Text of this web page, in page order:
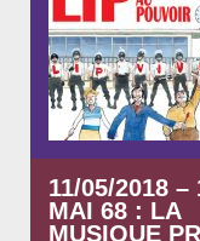
Les LIP, l’imagination
soir Projection du film
Rouaud (2007) qui
11/05/2018 –
MAI 68 : LA
MUSIQUE